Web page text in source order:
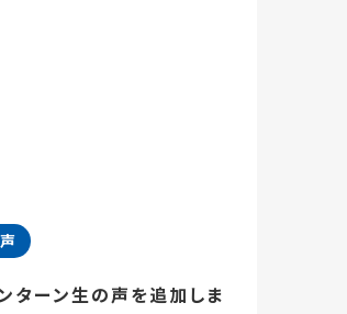
ターン生の声を追加しま